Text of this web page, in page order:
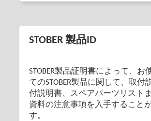
STOBER 製品ID
STOBER製品証明書によって、お
てのSTOBER製品に関して、取付
付説明書、スペアパーツリスト
資料の注意事項を入手すること
す。